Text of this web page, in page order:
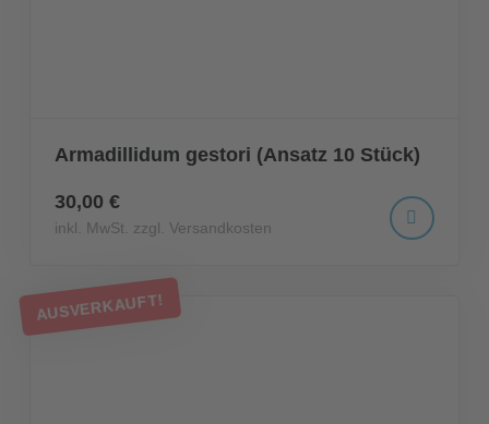
Armadillidum gestori (Ansatz 10 Stück)
30,00 €
inkl. MwSt. zzgl. Versandkosten
AUSVERKAUFT!